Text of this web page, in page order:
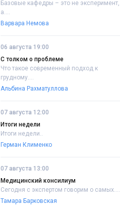
Базовые кафедры – это не эксперимент,
а....
Варвара Немова
06 августа 19:00
С толком о проблеме
Что такое современный подход к
грудному....
Альбина Рахматуллова
07 августа 12:00
Итоги недели
Итоги недели..
Герман Клименко
07 августа 13:00
Медицинский консилиум
Сегодня с экспертом говорим о самых....
Тамара Барковская